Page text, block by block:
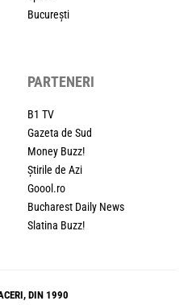
București
PARTENERI
B1 TV
Gazeta de Sud
Money Buzz!
Știrile de Azi
Goool.ro
Bucharest Daily News
Slatina Buzz!
DIN 1990